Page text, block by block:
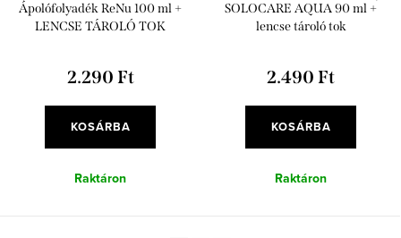
Ápolófolyadék ReNu 100 ml +
LENCSE TÁROLÓ TOK
2.290 Ft
KOSÁRBA
Raktáron
SOLOCARE AQUA 90 ml +
lencse tároló tok
2.490 Ft
KOSÁRBA
Raktáron